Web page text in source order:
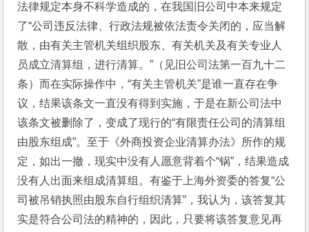
法律规定本身不科学造成的，在我国旧公司中本来规定
了“公司违反法律、行政法规被依法责令关闭的，应当解
散，由有关主管机关组织股东、有关机关及有关专业人
员成立清算组，进行清算。”（见旧公司法第一百九十二
条）而在实际操作中，“有关主管机关”是谁一直存在争
议，结果该条文一直没有得到实施，于是在新公司法中
该条文被删除了，变成了现行的“有限责任公司的清算组
由股东组成”。至于《外商投资企业清算办法》所作的规
定，如出一撤，现实中没有人愿意背着个“锅”，结果造成
没有人出面来组成清算组。有鉴于上海外资委的答复“公
司被吊销执照由股东自行组织清算”，我认为，该答复其
实是符合公司法的精神的，因此，只要将该答复意见再